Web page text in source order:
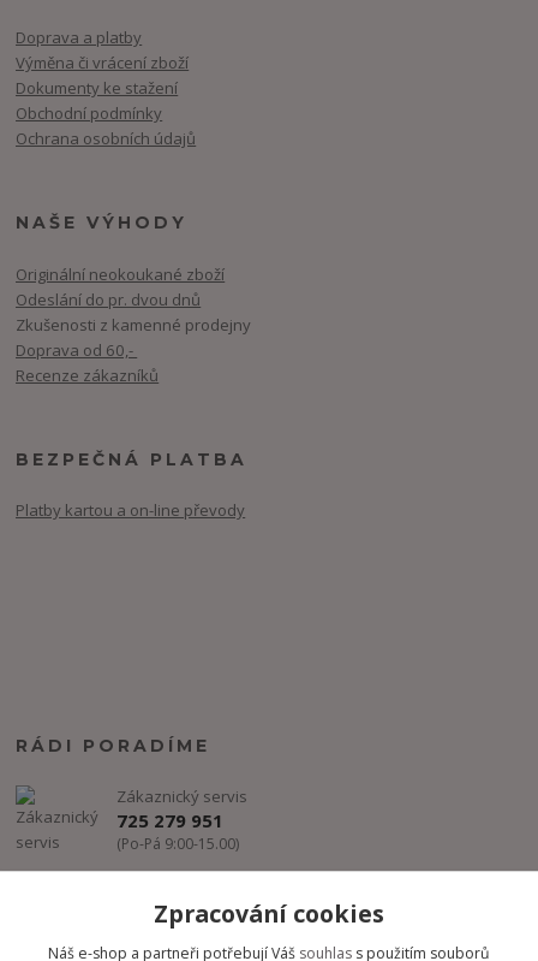
Doprava a platby
Výměna či vrácení zboží
Dokumenty ke stažení
Obchodní podmínky
Ochrana osobních údajů
NAŠE VÝHODY
Originální neokoukané zboží
Odeslání do pr. dvou dnů
Zkušenosti z kamenné prodejny
Doprava od 60,-
Recenze zákazníků
BEZPEČNÁ PLATBA
Platby kartou a on-line převody
RÁDI PORADÍME
Zákaznický servis
725 279 951
(Po-Pá 9:00-15.00)
Zpracování cookies
Náš e-shop a partneři potřebují Váš souhlas s použitím souborů